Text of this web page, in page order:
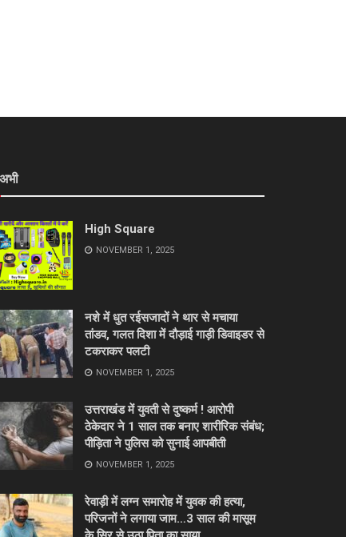
High Square
NOVEMBER 1, 2025
नशे में धुत रईसजादों ने थार से मचाया
तांडव, गलत दिशा में दौड़ाई गाड़ी डिवाइडर से
टकराकर पलटी
NOVEMBER 1, 2025
उत्तराखंड में युवती से दुष्कर्म ! आरोपी
ठेकेदार ने 1 साल तक बनाए शारीरिक संबंध;
पीड़िता ने पुलिस को सुनाई आपबीती
NOVEMBER 1, 2025
रेवाड़ी में लग्न समारोह में युवक की हत्या,
परिजनों ने लगाया जाम…3 साल की मासूम